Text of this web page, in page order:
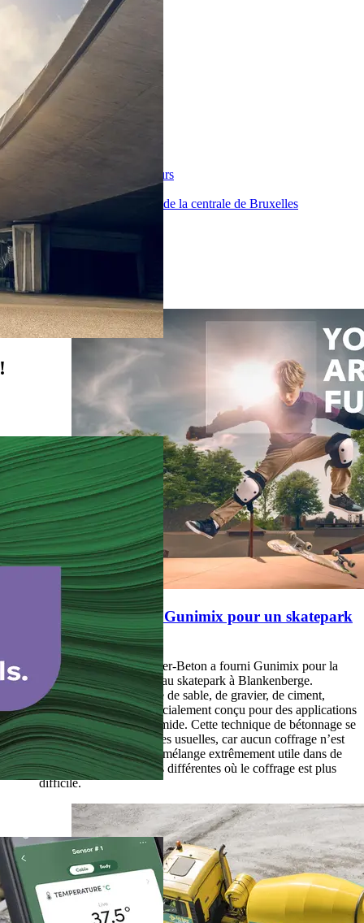
Webshop pour les particuliers
Plus d'infos
PEPPOL FAQ 2026
Services
Infos pour les fournisseurs
Surcharge carburant
Projet de modernisation de la centrale de Bruxelles
À propos de nous
Contact
Actualités
Inter-Beton a livré Gunimix pour un skatepark
à Blankenberge
Il y a quelque temps, Inter-Beton a fourni Gunimix pour la
construction d'un nouveau skatepark à Blankenberge.
Gunimix est un mélange de sable, de gravier, de ciment,
d’adjuvants et d’eau spécialement conçu pour des applications
de gunitage par voie humide. Cette technique de bétonnage se
différencie des techniques usuelles, car aucun coffrage n’est
nécessaire. Il s'agit d'un mélange extrêmement utile dans de
nombreuses applications différentes où le coffrage est plus
difficile.